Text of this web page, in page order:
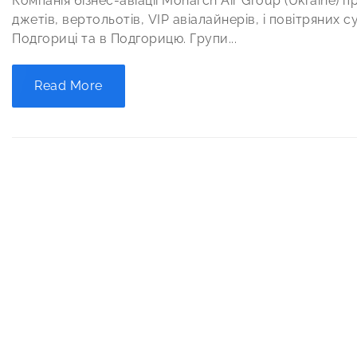
джетів, вертольотів, VIP авіалайнерів, і повітряних
Подгориці та в Подгорицю. Групи...
Read More